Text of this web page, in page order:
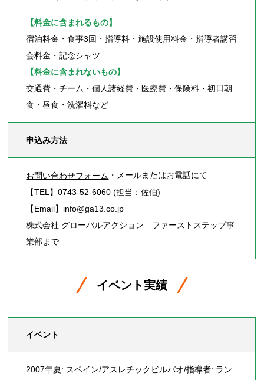
【料金に含まれるもの】
宿泊料金・食事3回・指導料・施設使用料金・指導者講習
会料金・記念シャツ
【料金に含まれないもの】
交通費・チーム・個人諸経費・医療費・保険料・初日朝
食・昼食・洗濯料など
申込み方法
お問い合わせフォーム ・メールまたはお電話にて
【TEL】0743-52-6060 (担当：佐伯)
【Email】info@ga13.co.jp
株式会社 グローバルアクション ファーストステップ事
業部まで
イベント実績
イベント
2007年夏: スペイン/アスレチックビルバオ/指導者: ラン